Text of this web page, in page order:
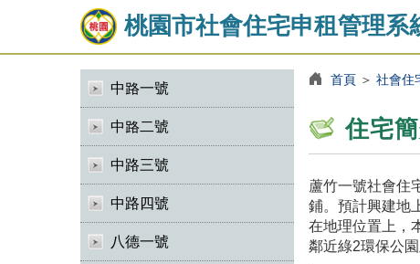
桃園市社會住宅申租管理系
中路一號
中路二號
中路三號
中路四號
八德一號
首頁＞ 社會住
住宅
蘆竹一號社會住
鋪。預計興建地
在地理位置上，
鄰近綠2環保公園